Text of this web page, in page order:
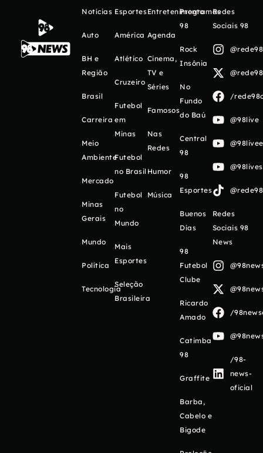
Notícias
Auto
BH e
Região
Brasil
Carreira
Meio
Ambiente
Mercado
Minas
Gerais
Mundo
Política
Tecnologia
Esportes
América
Atlético
Cruzeiro
Futebol
em
Minas
Futebol
no Brasil
Futebol
no
Mundo
Mais
Esportes
Seleção
Brasileira
Entretenimento
Agenda
Cinema,
TV e
Séries
Famosos
Nas
Redes
Humor
Música
Programas
98
Rock
Insônia
No
Fundo
do Baú
Central
98
98
Esportes
Buenos
Días
98
Futebol
Clube
Ricardo
Amado
Catimba
98
Graffite
Barba,
Cabelo e
Bigode
Redes
Sociais 98
/
@98live
Redes
Sociais 98
News
/
/98-
news-
oficial